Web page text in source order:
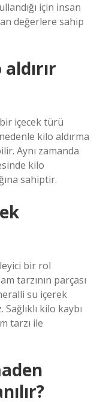
için insan
değerlere sahip
içecek türü
kilo aldırma
Aynı zamanda
kilo
sahiptir.
bir rol
tarzının parçası
su içerek
kilo kaybı
tarzı ile